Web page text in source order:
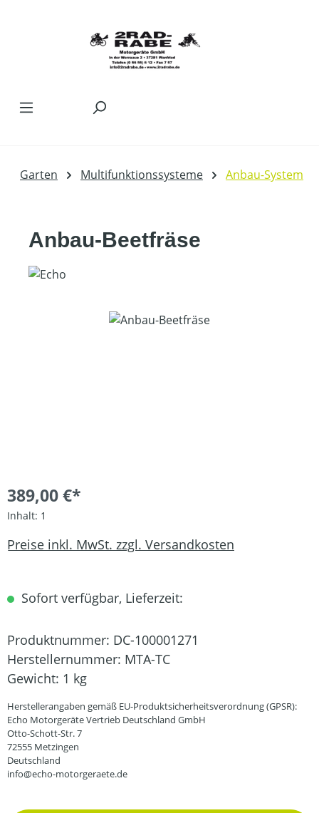
Garten Multifunktionssysteme Anbau-System
Anbau-Beetfräse
Bildergalerie überspringen
389,00 €*
Inhalt: 1
Preise inkl. MwSt. zzgl. Versandkosten
Sofort verfügbar, Lieferzeit:
Produktnummer: DC-100001271
Herstellernummer: MTA-TC
Gewicht: 1 kg
Herstellerangaben gemäß EU-Produktsicherheitsverordnung (GPSR):
Echo Motorgeräte Vertrieb Deutschland GmbH
Otto-Schott-Str. 7
72555 Metzingen
Deutschland
info@echo-motorgeraete.de